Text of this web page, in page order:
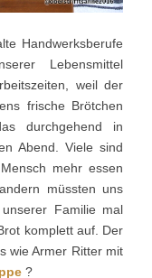
Handwerksberufe
Lebensmittel
weil der
frische Brötchen
durchgehend in
Abend. Viele sind
mehr essen
müssten uns
Familie mal
komplett auf. Der
wie Armer Ritter mit
?